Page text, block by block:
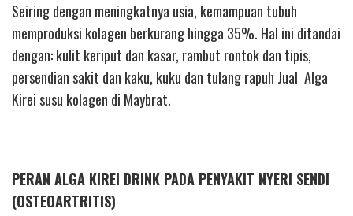
Seiring dengan meningkatnya usia, kemampuan tubuh
memproduksi kolagen berkurang hingga 35%. Hal ini ditandai
dengan: kulit keriput dan kasar, rambut rontok dan tipis,
persendian sakit dan kaku, kuku dan tulang rapuh Jual Alga
Kirei susu kolagen di Maybrat.
PERAN ALGA KIREI DRINK PADA PENYAKIT NYERI SENDI
(OSTEOARTRITIS)